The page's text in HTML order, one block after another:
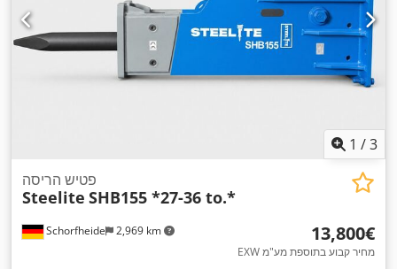
1 /3
Schorfheide 2,969 km
פטיש הריסה
Steelite SHB155 *27-36 to.*
‏13,800 ‏€
EXW מחיר קבוע בתוספת מע"מ